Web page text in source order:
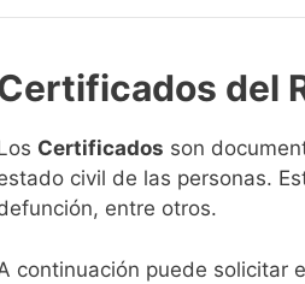
del
Certificados son
civil de las personas.
entre otros.
continuación puede solicitar